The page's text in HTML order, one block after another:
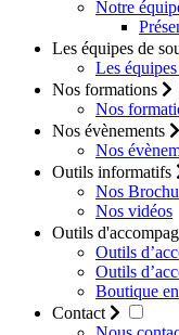
Notre
Les équipes de
Les
Nos formations
Nos
Nos évènements
Nos
Outils informatifs
Nos
Nos vidéos
Outils
Outils
Outils
Boutique
Contact